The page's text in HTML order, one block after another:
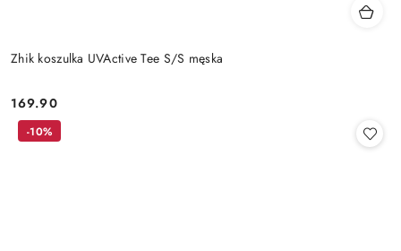
Zhik koszulka UVActive Tee S/S męska
Cena:
169.90
-10%